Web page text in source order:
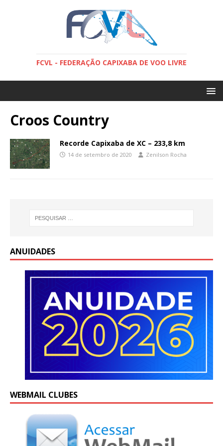
FCVL - FEDERAÇÃO CAPIXABA DE VOO LIVRE
Croos Country
Recorde Capixaba de XC – 233,8 km
14 de setembro de 2020 Zenilson Rocha
ANUIDADES
WEBMAIL CLUBES